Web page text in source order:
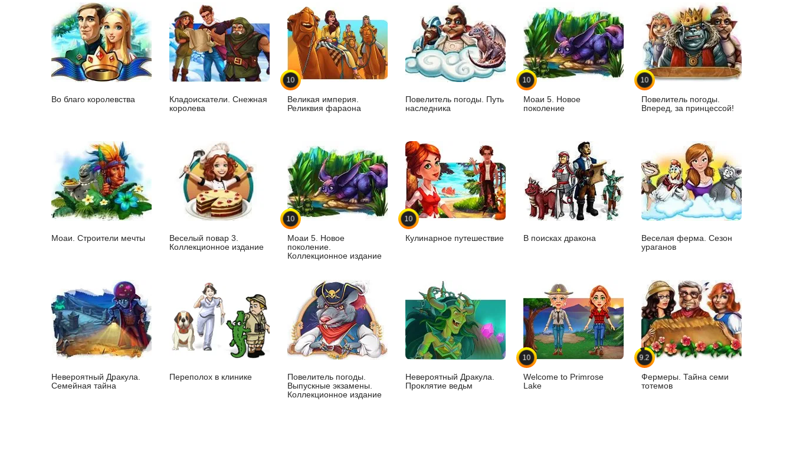
Во благо королевства
Кладоискатели. Снежная
королева
10
Великая империя.
Реликвия фараона
Повелитель погоды. Путь
наследника
10
Моаи 5. Новое
поколение
10
Повелитель погоды.
Вперед, за принцессой!
Моаи. Строители мечты
Веселый повар 3.
Коллекционное издание
10
Моаи 5. Новое
поколение.
Коллекционное издание
10
Кулинарное путешествие В поисках дракона
Веселая ферма. Сезон
ураганов
Невероятный Дракула.
Семейная тайна
Переполох в клинике
Повелитель погоды.
Выпускные экзамены.
Коллекционное издание
Невероятный Дракула.
Проклятие ведьм
10
Welcome to Primrose
Lake
9.2
Фермеры. Тайна семи
тотемов